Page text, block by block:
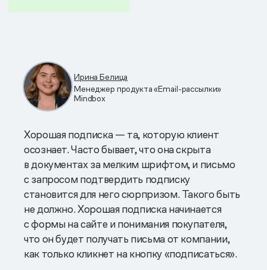
Ирина Белица
Менеджер продукта «Email-рассылки»
Mindbox
Хорошая подписка — та, которую клиент
осознает. Часто бывает, что она скрыта
в документах за мелким шрифтом, и письмо
с запросом подтвердить подписку
становится для него сюрпризом. Такого быть
не должно. Хорошая подписка начинается
с формы на сайте и понимания покупателя,
что он будет получать письма от компании,
как только кликнет на кнопку «подписаться».